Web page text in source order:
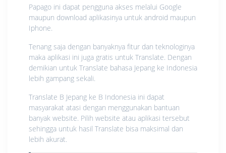
Papago ini dapat pengguna akses melalui Google
maupun download aplikasinya untuk android maupun
Iphone.
Tenang saja dengan banyaknya fitur dan teknologinya
maka aplikasi ini juga gratis untuk Translate. Dengan
demikian untuk Translate bahasa Jepang ke Indonesia
lebih gampang sekali.
Translate B Jepang ke B Indonesia ini dapat
masyarakat atasi dengan menggunakan bantuan
banyak website. Pilih website atau aplikasi tersebut
sehingga untuk hasil Translate bisa maksimal dan
lebih akurat.